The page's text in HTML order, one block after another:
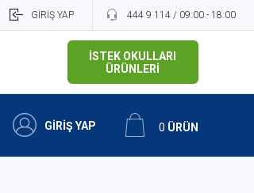
GİRİŞ YAP 444 9 114 / 09:00 - 18:00
İSTEK OKULLARI
ÜRÜNLERİ
GİRİŞ YAP 0 ÜRÜN